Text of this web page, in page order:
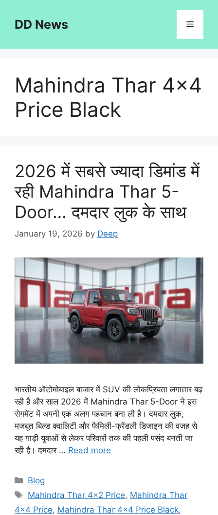
contentDD News Menu
Mahindra Thar 4×4
Price Black
2026 में सबसे ज्यादा डिमांड में
रही Mahindra Thar 5-
Door… दमदार लुक के साथ
January 19, 2026 by Deep
भारतीय ऑटोमोबाइल बाजार में SUV की लोकप्रियता लगातार बढ़
रही है और साल 2026 में Mahindra Thar 5-Door ने इस
सेगमेंट में अपनी एक अलग पहचान बना ली है। दमदार लुक,
मजबूत बिल्ड क्वालिटी और फैमिली-फ्रेंडली डिजाइन की वजह से
यह गाड़ी युवाओं से लेकर परिवारों तक की पहली पसंद बनती जा
रही है। दमदार … Read more
Categories
Blog
Tags
Mahindra Thar 4x2 Price, Mahindra Thar
4x4 Price, Mahindra Thar 4x4 Price Black,